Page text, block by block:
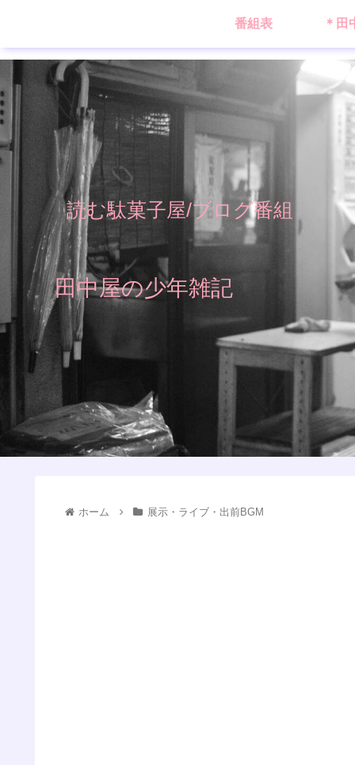
読む駄菓子屋/ブログ番組
田中屋の少年雑記
番組表 ＊田
ホーム 展示・ライブ・出前BGM